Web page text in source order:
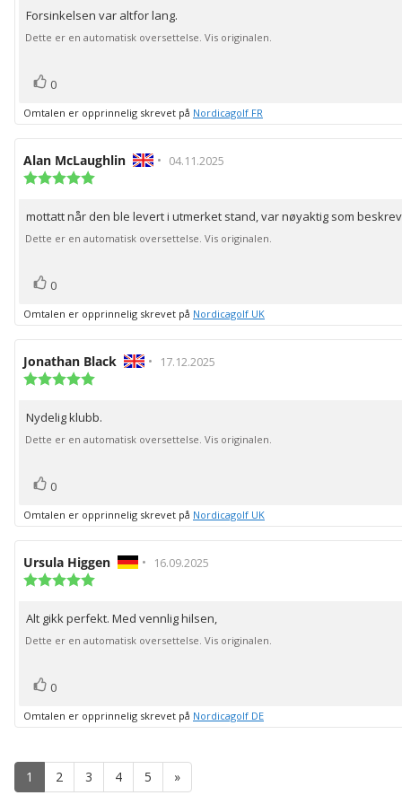
5
mulige
Omtaletekst:
Forsinkelsen var altfor lang.
Dette er en automatisk oversettelse. Vis originalen.
Liker
0
Omtalen er opprinnelig skrevet på Nordicagolf FR
Forfatter:
Alan McLaughlin • Omtaledato:
04.11.2025
5
mulige
Omtaletekst:
mottatt når den ble levert i utmerket stand, var nøyaktig som
Dette er en automatisk oversettelse. Vis originalen.
Liker
0
Omtalen er opprinnelig skrevet på Nordicagolf UK
Forfatter:
Jonathan Black • Omtaledato:
17.12.2025
5
mulige
Omtaletekst:
Nydelig klubb.
Dette er en automatisk oversettelse. Vis originalen.
Liker
0
Omtalen er opprinnelig skrevet på Nordicagolf UK
Forfatter:
Ursula Higgen • Omtaledato:
16.09.2025
5
mulige
Omtaletekst:
Alt gikk perfekt. Med vennlig hilsen,
Dette er en automatisk oversettelse. Vis originalen.
Liker
0
Omtalen er opprinnelig skrevet på Nordicagolf DE
1 2 3 4 5 »